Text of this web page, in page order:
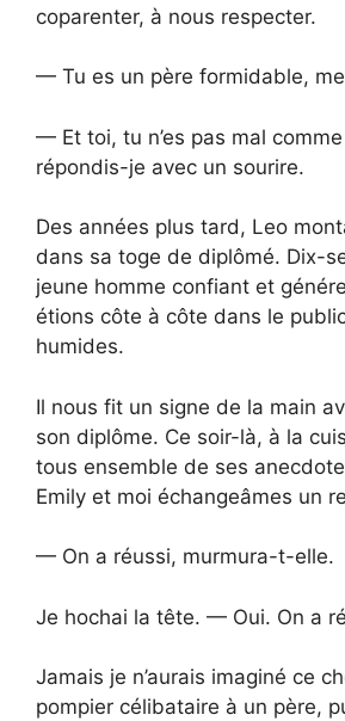
coparenter, à nous respecter.
— Tu es un père formidable,
— Et toi, tu n’es pas mal
répondis-je avec un sourire.
Des années plus tard, Leo
dans sa toge de diplômé. Dix-
jeune homme confiant et
étions côte à côte dans le
humides.
Il nous fit un signe de la main
son diplôme. Ce soir-là, à la
tous ensemble de ses
Emily et moi échangeâmes un
— On a réussi, murmura-t-elle.
Je hochai la tête. — Oui. On a
Jamais je n’aurais imaginé ce
pompier célibataire à un père,